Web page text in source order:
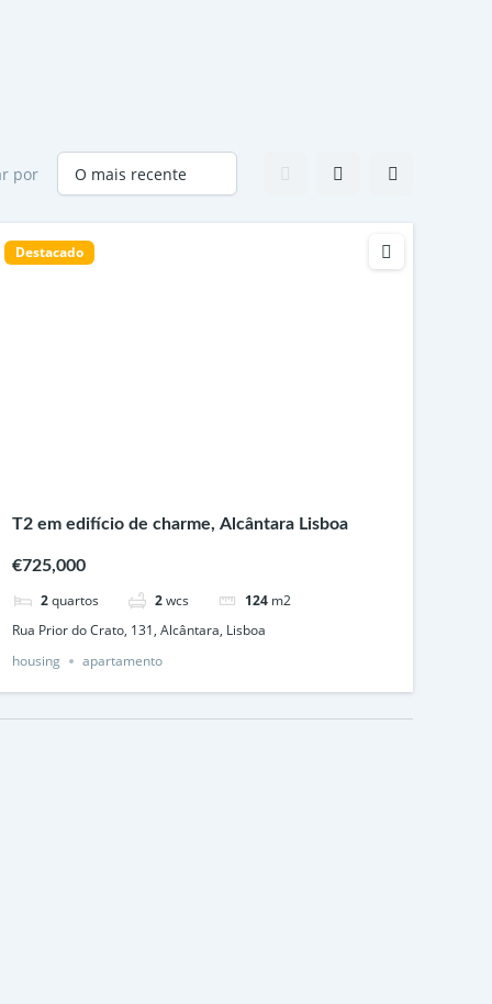
por
Destacado
T2 em edifício de charme, Alcântara Lisboa
€725,000
2quartos 2wcs 124 m2
Rua Prior do Crato, 131, Alcântara, Lisboa
housing
apartamento